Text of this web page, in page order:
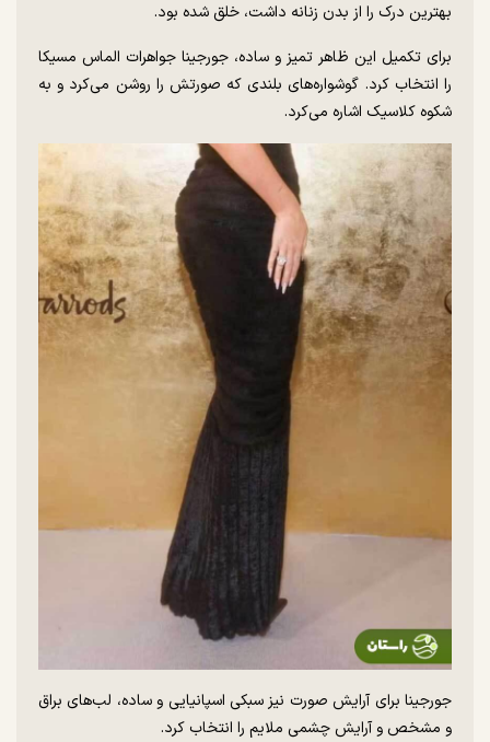
بهترین درک را از بدن زنانه داشت، خلق شده بود.
برای تکمیل این ظاهر تمیز و ساده، جورجینا جواهرات الماس مسیکا
را انتخاب کرد. گوشواره‌های بلندی که صورتش را روشن می‌کرد و به
شکوه کلاسیک اشاره می‌کرد.
جورجینا برای آرایش صورت نیز سبکی اسپانیایی و ساده، لب‌های براق
و مشخص و آرایش چشمی ملایم را انتخاب کرد.